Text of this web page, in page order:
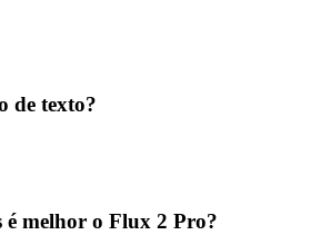
de texto?
é melhor o Flux 2 Pro?